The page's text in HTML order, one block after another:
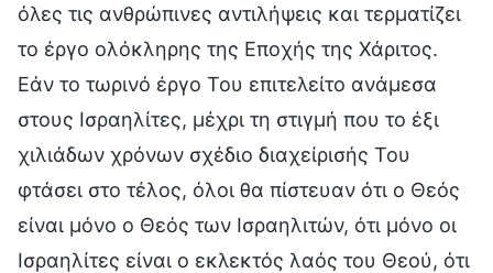
όλες τις ανθρώπινες αντιλήψεις και τερματίζει
το έργο ολόκληρης της Εποχής της Χάριτος.
Εάν το τωρινό έργο Του επιτελείτο ανάμεσα
στους Ισραηλίτες, μέχρι τη στιγμή που το έξι
χιλιάδων χρόνων σχέδιο διαχείρισής Του
φτάσει στο τέλος, όλοι θα πίστευαν ότι ο Θεός
είναι μόνο ο Θεός των Ισραηλιτών, ότι μόνο οι
Ισραηλίτες είναι ο εκλεκτός λαός του Θεού, ότι